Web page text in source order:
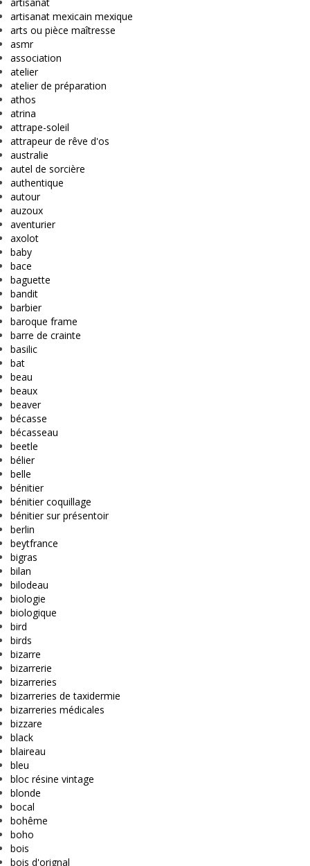
artisanat mexicain mexique
arts ou pièce maîtresse
asmr
association
atelier
atelier de préparation
athos
atrina
attrape-soleil
attrapeur de rêve d'os
australie
autel de sorcière
authentique
autour
auzoux
aventurier
axolot
baby
bace
baguette
bandit
barbier
baroque frame
barre de crainte
basilic
bat
beau
beaux
beaver
bécasse
bécasseau
beetle
bélier
belle
bénitier
bénitier coquillage
bénitier sur présentoir
berlin
beytfrance
bigras
bilan
bilodeau
biologie
biologique
bird
birds
bizarre
bizarrerie
bizarreries
bizarreries de taxidermie
bizarreries médicales
bizzare
black
blaireau
bleu
bloc résine vintage
blonde
bocal
bohême
boho
bois
bois d'orignal